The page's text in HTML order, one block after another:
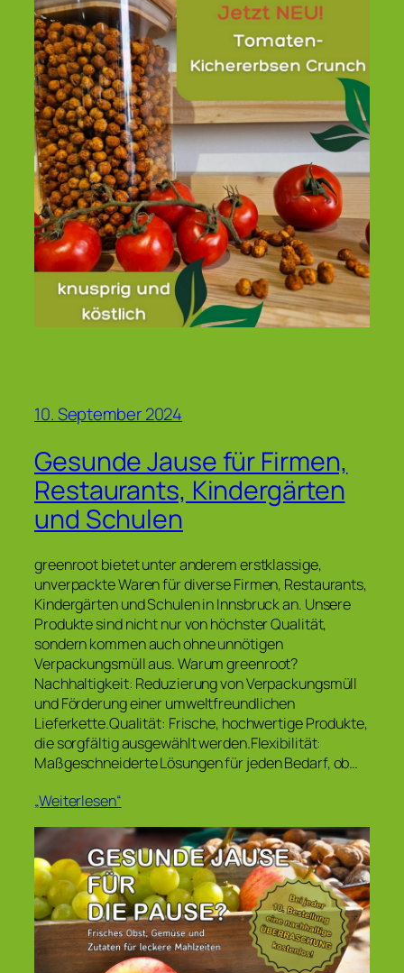
10. September 2024
Gesunde Jause für Firmen,
Restaurants, Kindergärten
und Schulen
greenroot bietet unter anderem erstklassige,
unverpackte Waren für diverse Firmen, Restaurants,
Kindergärten und Schulen in Innsbruck an. Unsere
Produkte sind nicht nur von höchster Qualität,
sondern kommen auch ohne unnötigen
Verpackungsmüll aus. Warum greenroot?
Nachhaltigkeit: Reduzierung von Verpackungsmüll
und Förderung einer umweltfreundlichen
Lieferkette.Qualität: Frische, hochwertige Produkte,
die sorgfältig ausgewählt werden.Flexibilität:
Maßgeschneiderte Lösungen für jeden Bedarf, ob…
„Weiterlesen“